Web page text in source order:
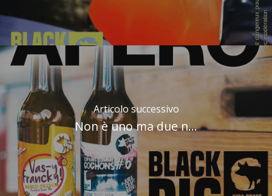
Articolo successivo
Non è uno ma due n...